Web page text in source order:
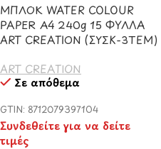
ΜΠΛΟΚ WATER COLOUR
PAPER Α4 240g 15 ΦΥΛΛΑ
ART CREATION (ΣΥΣΚ-3TEM)
ART CREATION
Σε απόθεμα
GTIN: 8712079397104
Συνδεθείτε για να δείτε
τιμές